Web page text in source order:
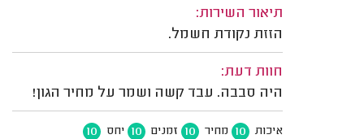
תיאור השירות:
הזזת נקודת חשמל.
חוות דעת:
היה סבבה. עבד קשה ושמר על מחיר הגון!
איכות 10 מחיר 10 זמנים 10 יחס 10